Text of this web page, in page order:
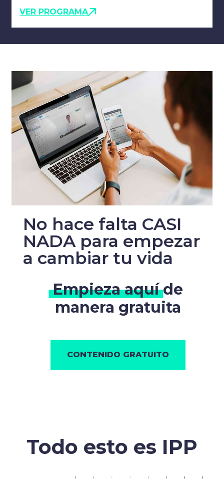
VER PROGRAMA
No hace falta CASI
NADA para empezar
a cambiar tu vida
Empieza aquí de
manera gratuita
CONTENIDO GRATUITO
Todo esto es IPP